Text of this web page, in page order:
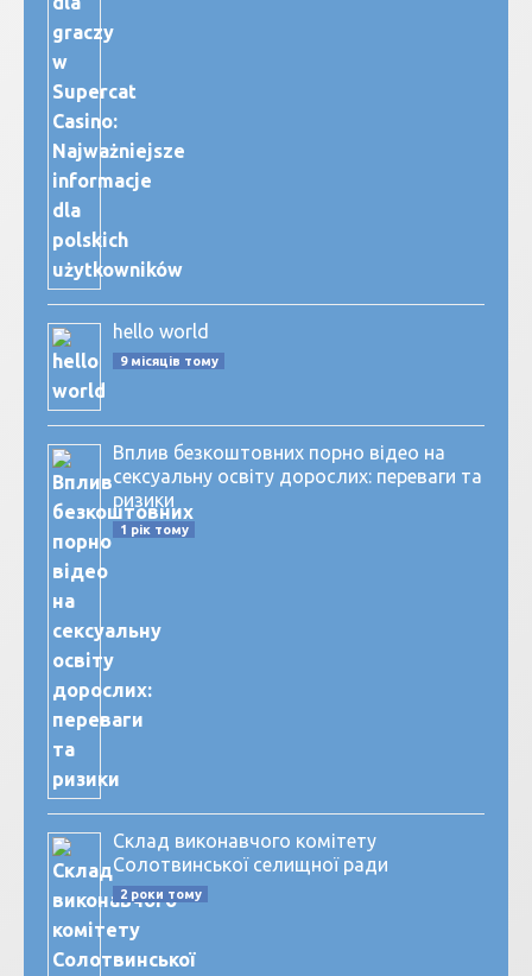
hello world
9 місяців тому
Вплив безкоштовних порно відео на
сексуальну освіту дорослих: переваги та
ризики
1 рік тому
Склад виконавчого комітету
Солотвинської селищної ради
2 роки тому